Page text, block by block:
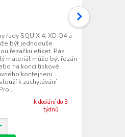
řady SQUIX 4, XD Q4 a
být jednoduše
řezačku etiket. Pás
materiál může být řezán
na konci tiskové
kontejneru
k zachytávání
k dodání do 3
týdnů
Digitální I/O